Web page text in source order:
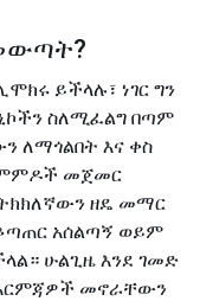
?
ይችላሉ፣ ነገር ግን
ስለሚፈልግ በጣም
ለማጎልበት እና ቀስ
መጀመር
ዘዴ መማር
አሰልጣኝ ወይም
ሁልጊዜ እንደ ገመድ
እርምጃዎች መኖራቸውን